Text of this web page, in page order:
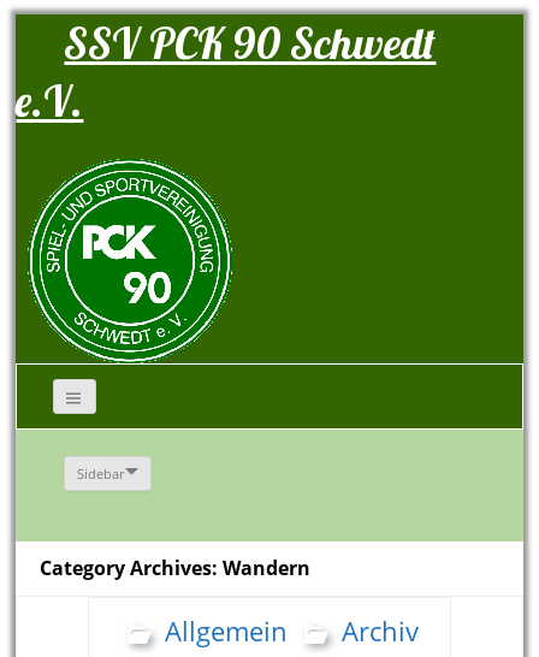
SSV PCK 90 Schwedt
e.V.
Sidebar
Category Archives: Wandern
Allgemein
Archiv